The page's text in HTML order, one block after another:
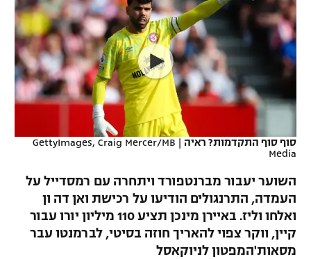
VOD
רץ ברשת
תוצאות
לוח שידורים
ברחבה
נבחרת ישראל
מכבי חיפה
בית"ר ירושלים
מכבי תל אביב
הפועל תל אביב
הפועל חיפה
הפועל באר שבע
מכבי נתניה
ליגה ספרדית
ליגה איטלקית
ליגה צרפתית
ליגה הולנדית
ליגה סינית
ליגה ברזילאית
כדורסל נשים
מכבי תל אביב
הפועל חולון
הפועל ירושלים
דני אבדיה
יורוליג
יורוקאפ
טניס
כדוריד
כדורעף
שחייה
אגרוף
ספורט אולימפי
סוף סוף התקדמות? ראיה |
GettyImages, Craig Mercer/MB
Media
השוער יעבור מברנטפורד ויתחרה עם רמסדייל על
העמדה, התרנגולים הודיעו על רכישת ואן דה ון
ואלחו וליז. באיירן מינכן תציע 110 מיליון יורו עבור
קיין, ווקר צפוי להאריך חוזה בסיטי, לברמנטו עבר
מסאות'המפטון לניוקאסל